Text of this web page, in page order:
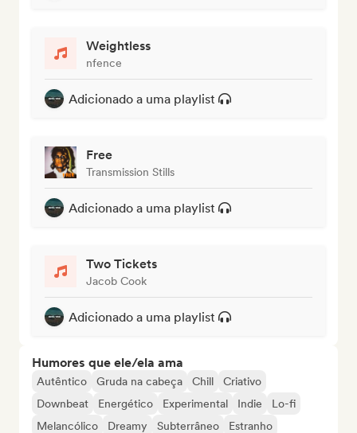
Weightless
nfence
Adicionado a uma playlist
Free
Transmission Stills
Adicionado a uma playlist
Two Tickets
Jacob Cook
Adicionado a uma playlist
Humores que ele/ela ama
Autêntico Gruda na cabeça Chill
Criativo
Downbeat
Energético Experimental Indie
Lo-fi
Melancólico
Dreamy Subterrâneo Estranho